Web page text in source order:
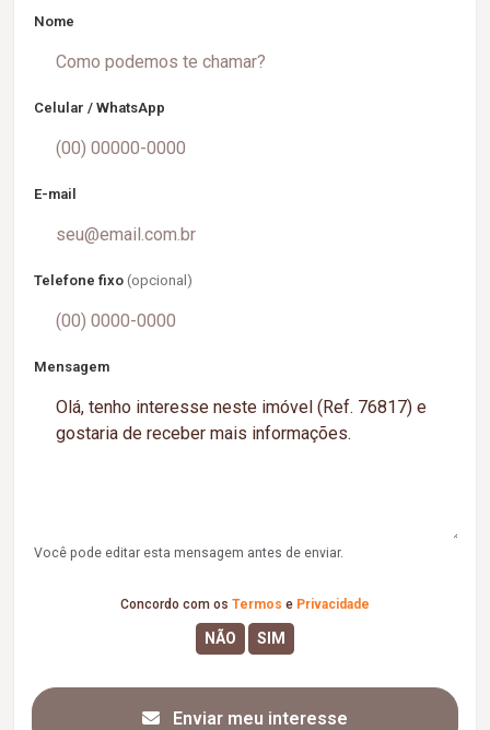
Nome
Celular / WhatsApp
E-mail
Telefone fixo (opcional)
Mensagem
Você pode editar esta mensagem antes de enviar.
Concordo com os Termos e Privacidade
Enviar meu interesse